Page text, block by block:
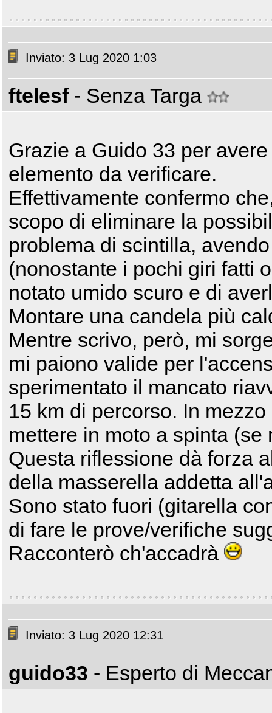
Inviato: 3 Lug 2020 1:03
ftelesf - Senza Targa
Grazie a Guido 33 per
elemento da verificare.
Effettivamente confermo
scopo di eliminare la
problema di scintilla,
(nonostante i pochi giri fatti
notato umido scuro e di
Montare una candela più
Mentre scrivo, però, mi
mi paiono valide per
sperimentato il mancato
15 km di percorso. In
mettere in moto a spinta
Questa riflessione dà forza
della masserella addetta
Sono stato fuori (gitarella
di fare le prove/verifiche
Racconterò ch'accadrà
Inviato: 3 Lug 2020 12:31
guido33 - Esperto di